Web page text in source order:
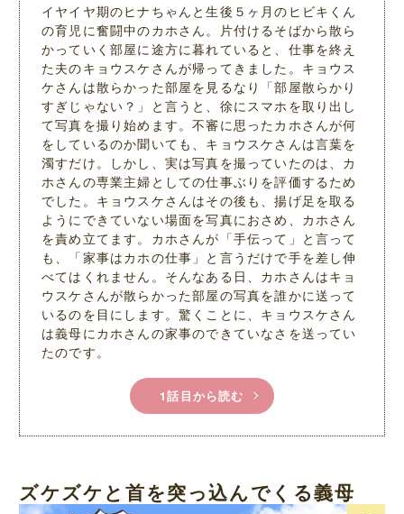
イヤイヤ期のヒナちゃんと生後５ヶ月のヒビキくん
の育児に奮闘中のカホさん。片付けるそばから散ら
かっていく部屋に途方に暮れていると、仕事を終え
た夫のキョウスケさんが帰ってきました。キョウス
ケさんは散らかった部屋を見るなり「部屋散らかり
すぎじゃない？」と言うと、徐にスマホを取り出し
て写真を撮り始めます。不審に思ったカホさんが何
をしているのか聞いても、キョウスケさんは言葉を
濁すだけ。しかし、実は写真を撮っていたのは、カ
ホさんの専業主婦としての仕事ぶりを評価するため
でした。キョウスケさんはその後も、揚げ足を取る
ようにできていない場面を写真におさめ、カホさん
を責め立てます。カホさんが「手伝って」と言って
も、「家事はカホの仕事」と言うだけで手を差し伸
べてはくれません。そんなある日、カホさんはキョ
ウスケさんが散らかった部屋の写真を誰かに送って
いるのを目にします。驚くことに、キョウスケさん
は義母にカホさんの家事のできていなさを送ってい
たのです。
1話目から読む
ズケズケと首を突っ込んでくる義母